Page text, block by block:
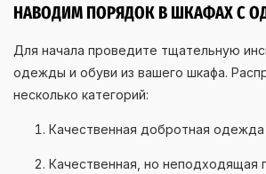
НАВОДИМ ПОРЯДОК В ШКАФАХ С
Для начала проведите тщательную
одежды и обуви из вашего шкафа.
несколько категорий:
Качественная добротная одежда
Качественная, но неподходящая